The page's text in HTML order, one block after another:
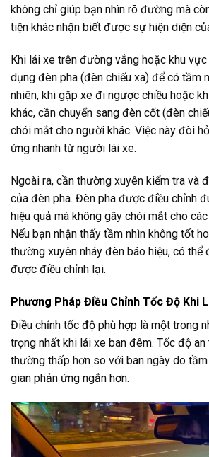
không chỉ giúp bạn nhìn rõ đường mà
tiện khác nhận biết được sự hiện diện
Khi lái xe trên đường vắng hoặc khu
dụng đèn pha (đèn chiếu xa) để có tầm
nhiên, khi gặp xe đi ngược chiều hoặc
khác, cần chuyển sang đèn cốt (đèn
chói mắt cho người khác. Việc này đòi
ứng nhanh từ người lái xe.
Ngoài ra, cần thường xuyên kiểm tra và
của đèn pha. Đèn pha được điều chỉnh
hiệu quả mà không gây chói mắt cho
Nếu bạn nhận thấy tầm nhìn không tốt
thường xuyên nháy đèn báo hiệu, có thể
được điều chỉnh lại.
Phương Pháp Điều Chỉnh Tốc Độ Khi
Điều chỉnh tốc độ phù hợp là một trong
trọng nhất khi lái xe ban đêm. Tốc độ
thường thấp hơn so với ban ngày do
gian phản ứng ngắn hơn.